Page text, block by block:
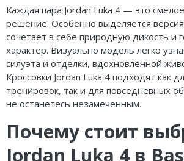
Каждая пара Jordan Luka 4 — это
решение. Особенно выделяется версия
сочетает в себе природную дикость и
характер. Визуально модель легко
силуэта и отделки, вдохновлённой
Кроссовки Jordan Luka 4 подходят как
тренировок, так и для повседневных
не останетесь незамеченным.
Почему стоит
Jordan Luka 4 в